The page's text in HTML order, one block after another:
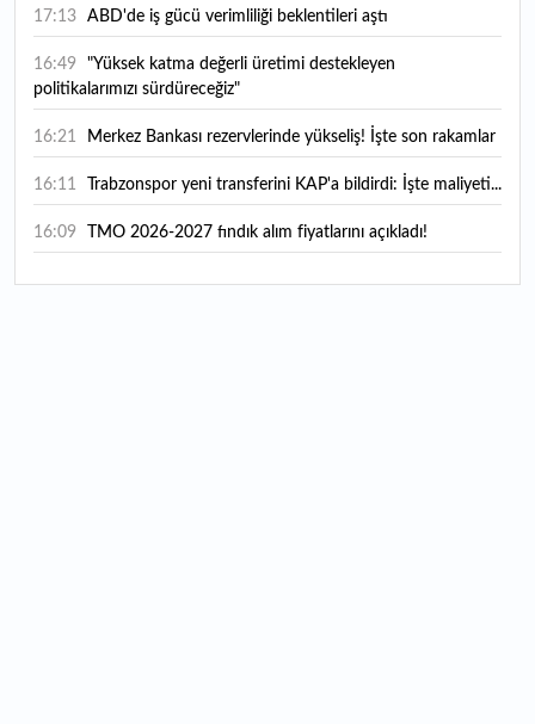
17:13 ABD'de iş gücü verimliliği beklentileri aştı
16:49
politikalarımızı sürdüreceğiz"
16:21 Merkez Bankası rezervlerinde yükseliş! İşte son rakamlar
16:11 Trabzonspor yeni transferini KAP'a bildirdi: İşte maliyeti...
16:09 TMO 2026-2027 fındık alım fiyatlarını açıkladı!
15:59 Bankacılık sektörünün toplam mevduatı geriledi